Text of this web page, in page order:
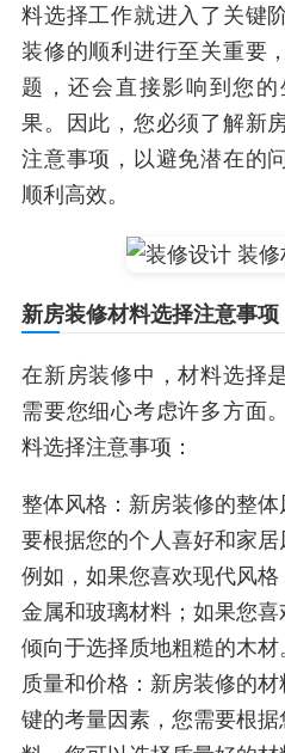
料选择工作就进入了关键
装修的顺利进行至关重要
题，还会直接影响到您
果。因此，您必须了解新
注意事项，以避免潜在的
顺利高效。
新房装修材料选择注意事项
在新房装修中，材料选择
需要您细心考虑许多方面
料选择注意事项：
整体风格：新房装修的整
要根据您的个人喜好和家居
例如，如果您喜欢现代风
金属和玻璃材料；如果您
倾向于选择质地粗糙的木材
质量和价格：新房装修的
键的考量因素，您需要根